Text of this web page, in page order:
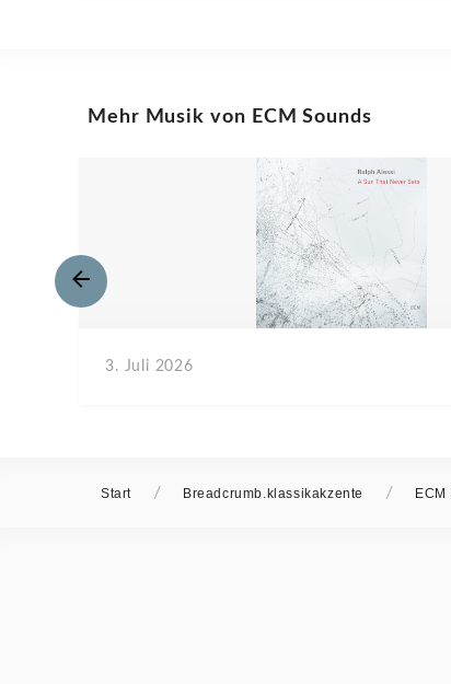
Mehr Musik von ECM Sounds
3. Juli 2026
Start / Breadcrumb.klassikakzente / ECM